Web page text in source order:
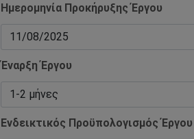
Ημερομηνία Προκήρυξης Έργου
Έναρξη Έργου
Ενδεικτικός Προϋπολογισμός Έργου